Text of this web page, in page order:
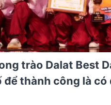
trào Dalat Best
để thành công là